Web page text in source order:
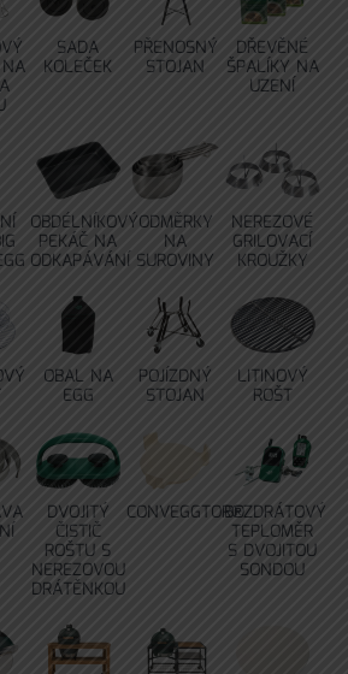
SADA
KOLEČEK
PŘENOSNÝ
STOJAN
DŘEVĚNÉ
ŠPALÍKY NA
UZENÍ
OBDÉLNÍKOVÝ
PEKÁČ NA
ODKAPÁVÁNÍ
ODMĚRKY
NA
SUROVINY
NEREZOVÉ
GRILOVACÍ
KROUŽKY
OBAL NA
EGG
POJÍZDNÝ
STOJAN
LITINOVÝ
ROŠT
DVOJITÝ
ČISTIČ
ROŠTU S
NEREZOVOU
DRÁTĚNKOU
CONVEGGTOR®BEZDRÁTOVÝ
TEPLOMĚR
S DVOJITOU
SONDOU